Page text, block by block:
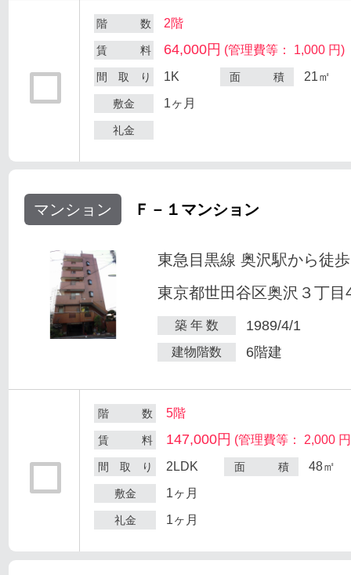
階 数 2階
賃 料 64,000円 (管理費等： 1,000 円)
間 取 り 1K 面 積 21㎡
敷金 1ヶ月
礼金
マンション Ｆ－１マンション
東急目黒線 奥沢駅から徒
東京都世田谷区奥沢３丁目
築 年 数 1989/4/1
建物階数 6階建
階 数 5階
賃 料 147,000円 (管理費等： 2,000
間 取 り 2LDK 面 積 48㎡
敷金 1ヶ月
礼金 1ヶ月